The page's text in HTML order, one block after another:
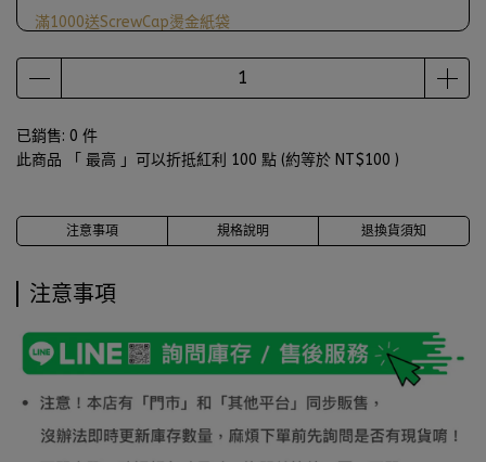
滿1000送ScrewCap燙金紙袋
已銷售: 0 件
此商品 「 最高 」可以折抵紅利 100 點 (約等於 NT$100 )
注意事項 規格說明 退換貨須知
注意事項